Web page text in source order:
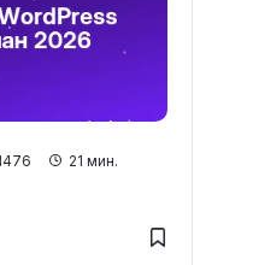
21 мин.